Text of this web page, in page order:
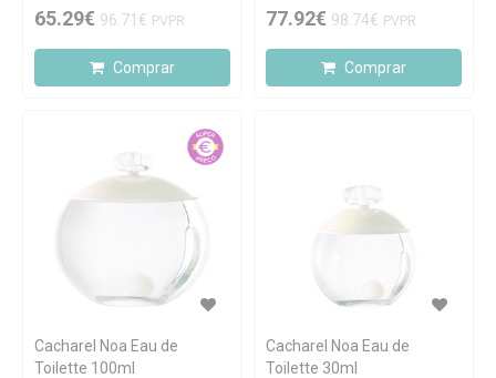
65.29€ 96.71€ PVPR
Comprar
77.92€ 98.74€ PVPR
Comprar
Cacharel Noa Eau de
Toilette 100ml
Cacharel Noa Eau de
Toilette 30ml